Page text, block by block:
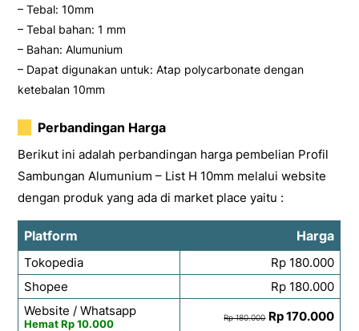
– Tebal: 10mm
– Tebal bahan: 1 mm
– Bahan: Alumunium
– Dapat digunakan untuk: Atap polycarbonate dengan
ketebalan 10mm
Perbandingan Harga
Berikut ini adalah perbandingan harga pembelian Profil
Sambungan Alumunium – List H 10mm melalui website
dengan produk yang ada di market place yaitu :
Platform Harga
Tokopedia
Rp 180.000
Shopee
Rp 180.000
Website / Whatsapp
Hemat Rp 10.000
Rp 180.000 Rp 170.000